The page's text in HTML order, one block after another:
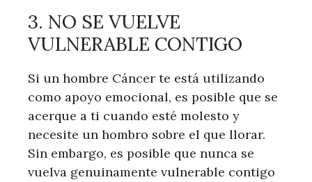
3. NO SE VUELVE
VULNERABLE CONTIGO
Si un hombre Cáncer te está utilizando
como apoyo emocional, es posible que se
acerque a ti cuando esté molesto y
necesite un hombro sobre el que llorar.
Sin embargo, es posible que nunca se
vuelva genuinamente vulnerable contigo